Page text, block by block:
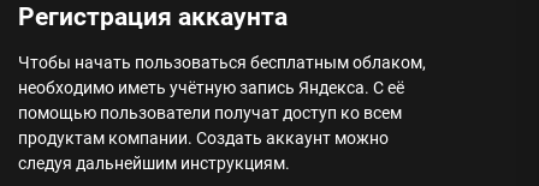
Регистрация аккаунта
Чтобы начать пользоваться бесплатным облаком,
необходимо иметь учётную запись Яндекса. С её
помощью пользователи получат доступ ко всем
продуктам компании. Создать аккаунт можно
следуя дальнейшим инструкциям.